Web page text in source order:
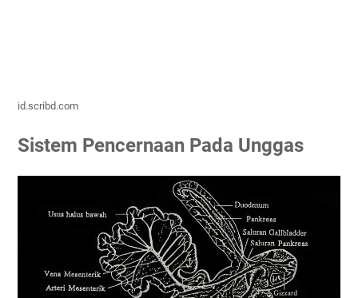
id.scribd.com
Sistem Pencernaan Pada Unggas